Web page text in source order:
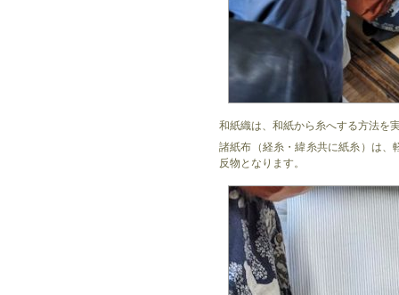
和紙織は、和紙から糸へする方法を
諸紙布（経糸・緯糸共に紙糸）は、
反物となります。